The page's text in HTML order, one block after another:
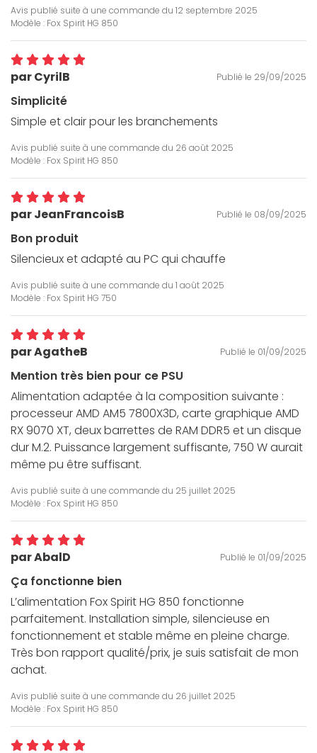
Avis publié suite à une commande du 12 septembre 2025
Modèle : Fox Spirit HG 850
par CyrilB Publié le 29/09/2025
Simplicité
Simple et clair pour les branchements
Avis publié suite à une commande du 26 août 2025
Modèle : Fox Spirit HG 850
par JeanFrancoisB Publié le 08/09/2025
Bon produit
Silencieux et adapté au PC qui chauffe
Avis publié suite à une commande du 1 août 2025
Modèle : Fox Spirit HG 750
par AgatheB Publié le 01/09/2025
Mention très bien pour ce PSU
Alimentation adaptée à la composition suivante :
processeur AMD AM5 7800X3D, carte graphique AMD
RX 9070 XT, deux barrettes de RAM DDR5 et un disque
dur M.2. Puissance largement suffisante, 750 W aurait
même pu être suffisant.
Avis publié suite à une commande du 25 juillet 2025
Modèle : Fox Spirit HG 850
par AbalD Publié le 01/09/2025
Ça fonctionne bien
L’alimentation Fox Spirit HG 850 fonctionne
parfaitement. Installation simple, silencieuse en
fonctionnement et stable même en pleine charge.
Très bon rapport qualité/prix, je suis satisfait de mon
achat.
Avis publié suite à une commande du 26 juillet 2025
Modèle : Fox Spirit HG 850